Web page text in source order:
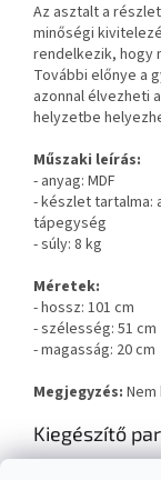
Az asztalt a
minőségi
rendelkezik, hogy
További előnye a
azonnal élvezheti
helyzetbe
Műszaki leírás:
- anyag: MDF
- készlet tartalma:
tápegység
- súly: 8 kg
Méretek:
- hossz: 101 cm
- szélesség: 51 cm
- magasság: 20 cm
Megjegyzés:
Kiegészítő